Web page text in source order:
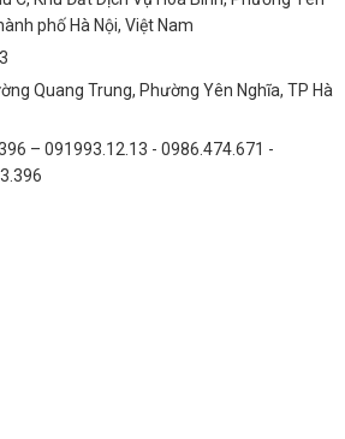
phố Hà Nội, Việt Nam
Quang Trung, Phường Yên Nghĩa, TP Hà
– 091993.12.13 - 0986.474.671 -